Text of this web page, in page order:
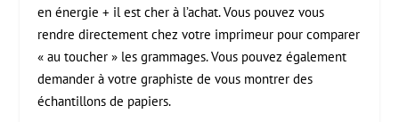
en énergie + il est cher à l’achat. Vous pouvez vous
rendre directement chez votre imprimeur pour comparer
« au toucher » les grammages. Vous pouvez également
demander à votre graphiste de vous montrer des
échantillons de papiers.